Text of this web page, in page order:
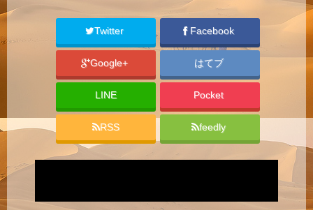
Twitter Facebook
Google+ はてブ
LINE Pocket
RSS feedly